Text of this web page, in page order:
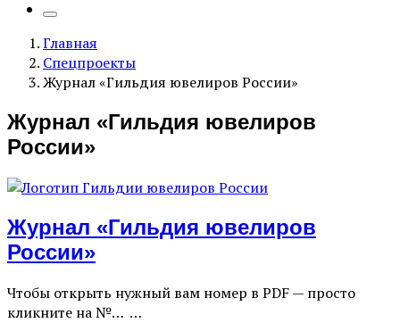
Главная
Спецпроекты
Журнал «Гильдия ювелиров России»
Журнал «Гильдия ювелиров
России»
Журнал «Гильдия ювелиров
России»
Чтобы открыть нужный вам номер в PDF — просто
кликните на №… …